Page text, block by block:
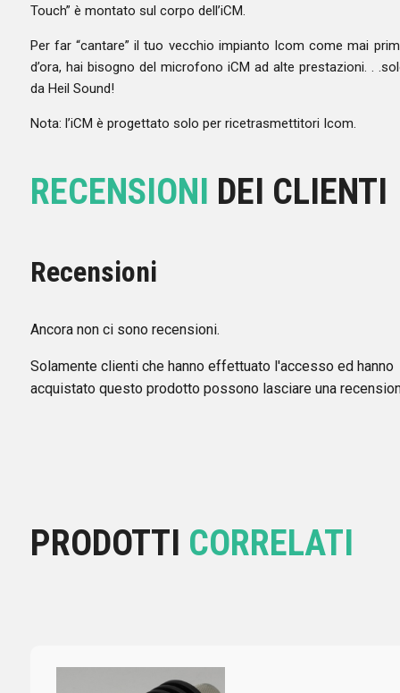
Touch” è montato sul corpo dell’iCM.
Per far “cantare” il tuo vecchio impianto Icom come mai
d’ora, hai bisogno del microfono iCM ad alte prestazioni. .
da Heil Sound!
Nota: l’iCM è progettato solo per ricetrasmettitori Icom.
RECENSIONI DEI CLIENTI
Recensioni
Ancora non ci sono recensioni.
Solamente clienti che hanno effettuato l'accesso ed hanno
acquistato questo prodotto possono lasciare una
PRODOTTI CORRELATI